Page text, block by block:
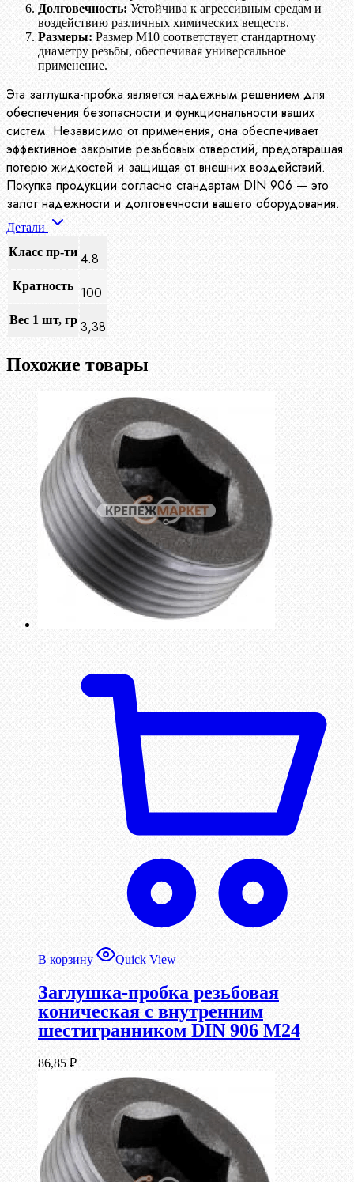
Долговечность: Устойчива к агрессивным средам и
воздействию различных химических веществ.
Размеры: Размер М10 соответствует стандартному
диаметру резьбы, обеспечивая универсальное
применение.
Эта заглушка-пробка является надежным решением для
обеспечения безопасности и функциональности ваших
систем. Независимо от применения, она обеспечивает
эффективное закрытие резьбовых отверстий, предотвращая
потерю жидкостей и защищая от внешних воздействий.
Покупка продукции согласно стандартам DIN 906 — это
залог надежности и долговечности вашего оборудования.
Детали
Класс пр-ти 4.8
Кратность 100
Вес 1 шт, гр 3,38
Похожие товары
В корзину Quick View
Заглушка-пробка резьбовая
коническая с внутренним
шестигранником DIN 906 М24
86,85 ₽